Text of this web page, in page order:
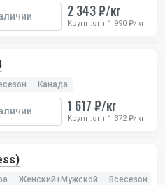
2 343 ₽/кг
Крупн.опт 1 990 ₽/кг
Канада
1 617 ₽/кг
Крупн.опт 1 372 ₽/кг
Женский+Мужской Всесезон